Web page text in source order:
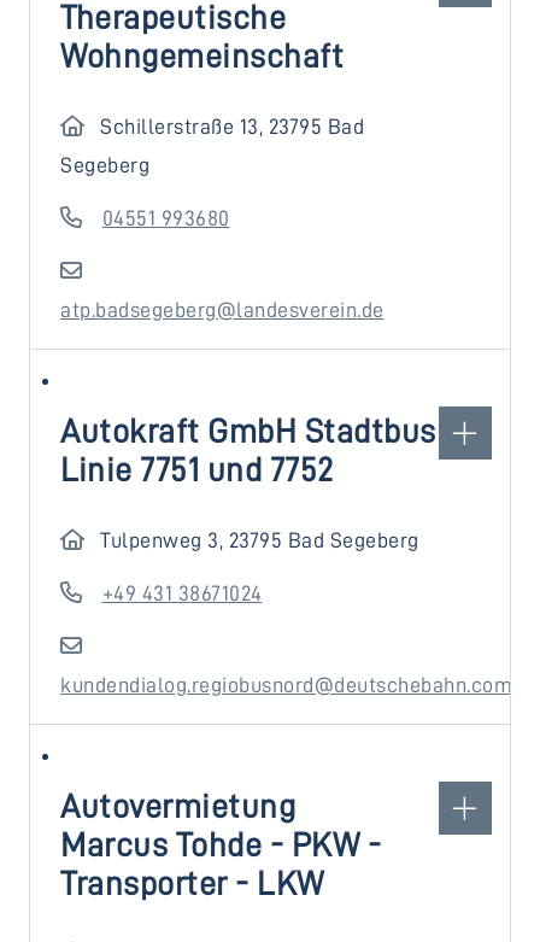
Therapeutische
Wohngemeinschaft
Schillerstraße 13, 23795 Bad
Segeberg
04551 993680
atp.badsegeberg@landesverein.de
Autokraft GmbH Stadtbus
Linie 7751 und 7752
Tulpenweg 3, 23795 Bad Segeberg
+49 431 38671024
kundendialog.regiobusnord@deutschebahn.com
Autovermietung
Marcus Tohde - PKW -
Transporter - LKW